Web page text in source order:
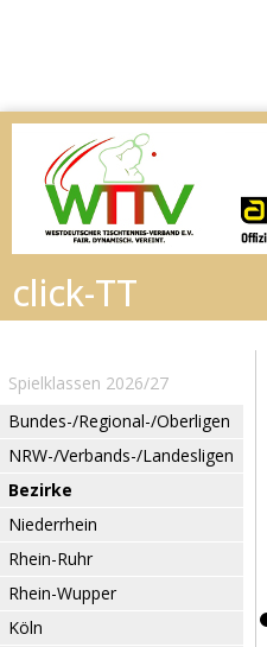
Spielklassen 2026/27
Bundes-/Regional-/Oberligen
NRW-/Verbands-/Landesligen
Bezirke
Niederrhein
Rhein-Ruhr
Rhein-Wupper
Köln